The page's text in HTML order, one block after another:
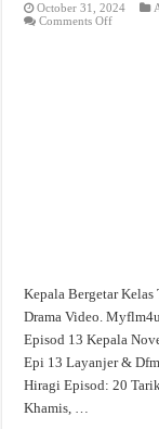
October 31, 2024
Comments Offon
Kepala Bergetar
Drama Video.
Episod 13 Kepala
Epi 13 Layanjer &
Hiragi Episod: 20
Khamis, …